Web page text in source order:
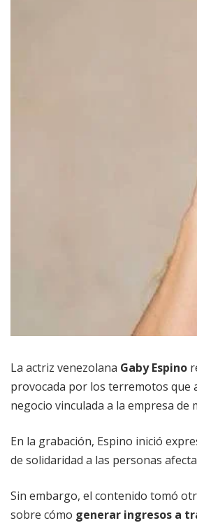
La actriz venezolana Gaby Espino
provocada por los terremotos que
negocio vinculada a la empresa de
En la grabación, Espino inició
de solidaridad a las personas
Sin embargo, el contenido tomó
sobre cómo generar ingresos a